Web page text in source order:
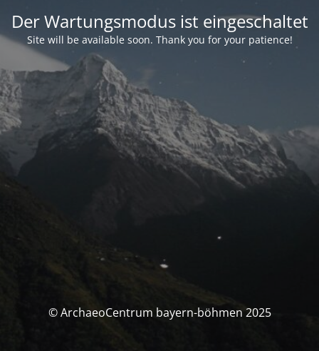
Der Wartungsmodus ist eingeschaltet
Site will be available soon. Thank you for your patience!
© ArchaeoCentrum bayern-böhmen 2025